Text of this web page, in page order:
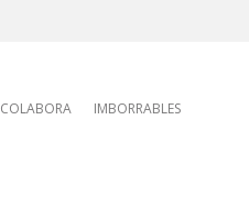
COLABORA IMBORRABLES